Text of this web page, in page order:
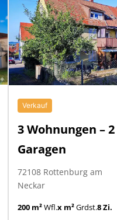
Verkauf
3 Wohnungen – 2
Garagen
72108 Rottenburg am
Neckar
200 m²Wfl.x m²Grdst.8 Zi.